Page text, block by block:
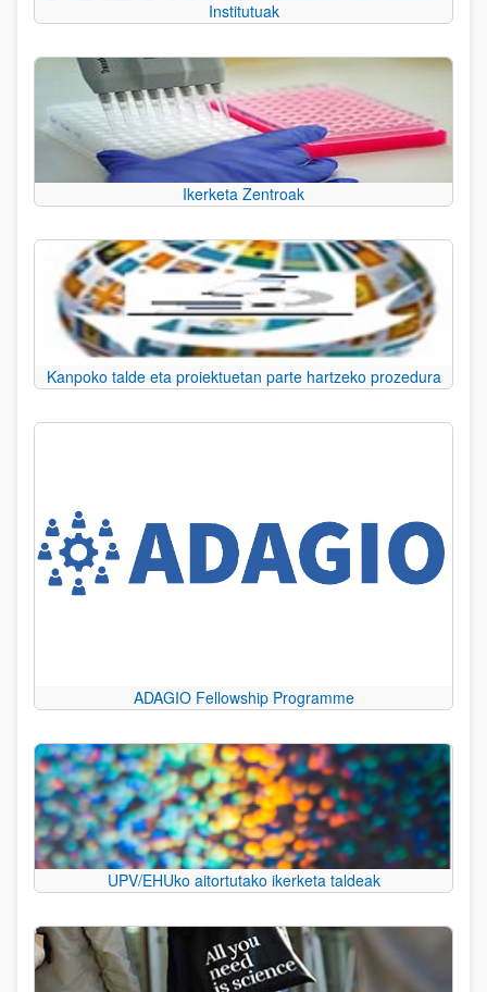
Institutuak
Ikerketa Zentroak
Kanpoko talde eta proiektuetan parte hartzeko prozedura
ADAGIO Fellowship Programme
UPV/EHUko aitortutako ikerketa taldeak